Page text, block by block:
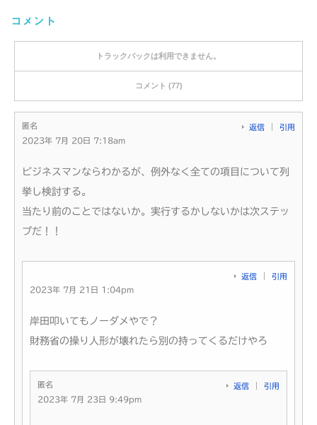
コメント
トラックバックは利用できません。
コメント (77)
匿名
2023年 7月 20日 7:18am
返信 引用
ビジネスマンならわかるが、例外なく全ての項目について列
挙し検討する。
当たり前のことではないか。実行するかしないかは次ステッ
プだ！！
2023年 7月 21日 1:04pm
返信 引用
岸田叩いてもノーダメやで？
財務省の操り人形が壊れたら別の持ってくるだけやろ
匿名
2023年 7月 23日 9:49pm
返信 引用